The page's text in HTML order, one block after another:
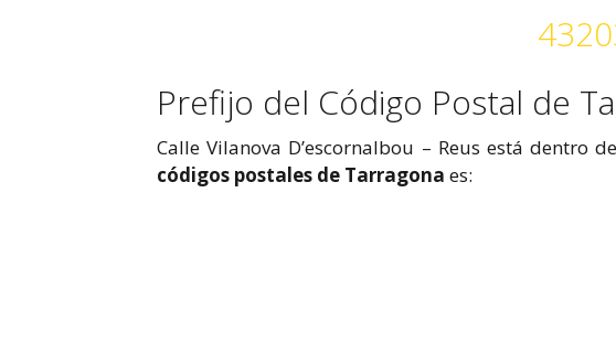
Prefijo del Código Postal de
Calle Vilanova D’escornalbou – Reus está dentro
códigos postales de Tarragona es: